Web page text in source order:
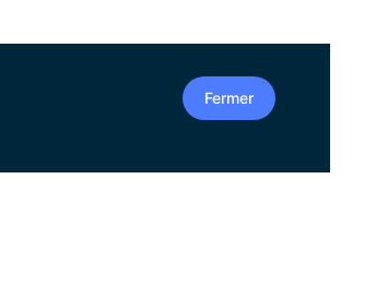
Fermer